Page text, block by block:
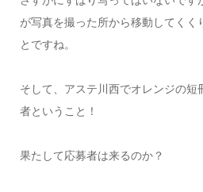
が写真を撮った所から移動してくく
とですね。
そして、アステ川西でオレンジの短
者ということ！
果たして応募者は来るのか？